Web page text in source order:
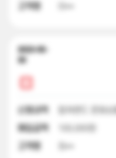
고객명
2023-05-
30
신청내역
매입금액
고객명